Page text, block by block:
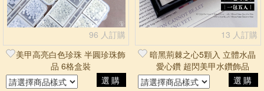
96 人訂購
美甲高亮白色珍珠 半圓珍珠飾
品 6格盒裝
選購
13 人訂購
暗黑荊棘之心5顆入 立體水晶
愛心鑽 超閃美甲水鑽飾品
選購